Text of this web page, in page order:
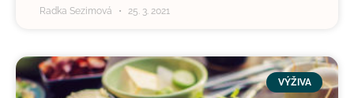
Radka Sezimová 25. 3. 2021
VÝŽIVA